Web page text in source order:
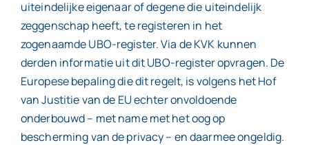
uiteindelijke eigenaar of degene die uiteindelijk
zeggenschap heeft, te registeren in het
zogenaamde UBO-register. Via de KVK kunnen
derden informatie uit dit UBO-register opvragen. De
Europese bepaling die dit regelt, is volgens het Hof
van Justitie van de EU echter onvoldoende
onderbouwd – met name met het oog op
bescherming van de privacy – en daarmee ongeldig.